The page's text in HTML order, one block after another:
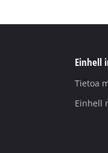
Einhell
Tietoa
Einhell